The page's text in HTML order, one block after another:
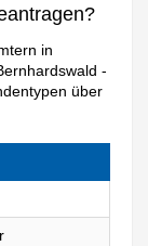
in
-
über